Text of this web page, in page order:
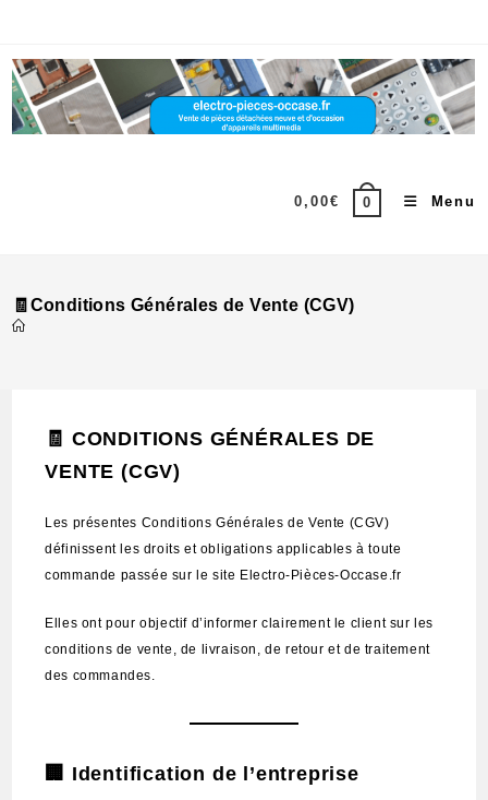
content
0,00€ 0 Menu
🧾Conditions Générales de Vente (CGV)
🧾 CONDITIONS GÉNÉRALES DE
VENTE (CGV)
Les présentes Conditions Générales de Vente (CGV)
définissent les droits et obligations applicables à toute
commande passée sur le site Electro-Pièces-Occase.fr
Elles ont pour objectif d’informer clairement le client sur les
conditions de vente, de livraison, de retour et de traitement
des commandes.
🏢 Identification de l’entreprise